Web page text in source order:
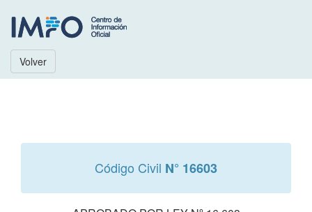
Volver
Código Civil N° 16603